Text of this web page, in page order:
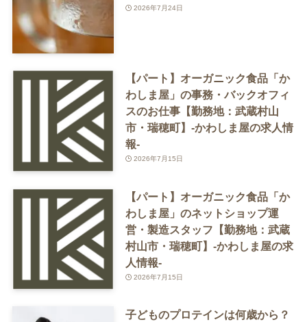
2026年7月24日
【パート】オーガニック食品「か
わしま屋」の事務・バックオフィ
スのお仕事【勤務地：武蔵村山
市・瑞穂町】-かわしま屋の求人情
報-
2026年7月15日
【パート】オーガニック食品「か
わしま屋」のネットショップ運
営・製造スタッフ【勤務地：武蔵
村山市・瑞穂町】-かわしま屋の求
人情報-
2026年7月15日
子どものプロテインは何歳から？